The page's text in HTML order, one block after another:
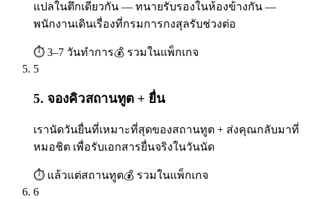
แปลในตึกเดียวกัน — ทนายรับรองในห้องข้างกัน —
พนักงานเดินเรื่องที่กรมการกงสุลรับช่วงต่อ
⏱ 3–7 วันทำการ💰 รวมในแพ็กเกจ
5
5. จองคิวสถานทูต + ยื่น
เรานัดวันยื่นที่เหมาะที่สุดของสถานทูต + ส่งคุณกลับมาที่
หมอชิต เพื่อรับเอกสารยื่นจริงในวันนัด
⏱ แล้วแต่สถานทูต💰 รวมในแพ็กเกจ
6